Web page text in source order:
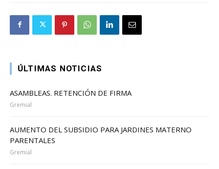
ÚLTIMAS NOTICIAS
ASAMBLEAS. RETENCIÓN DE FIRMA
Gremial
AUMENTO DEL SUBSIDIO PARA JARDINES MATERNO
PARENTALES
Gremial